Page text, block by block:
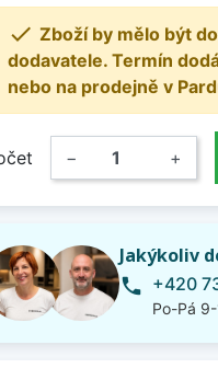
 Zboží by mělo být
dodavatele. Termín
nebo na prodejně v
− +
Jakýkoliv
phone +420
Po-Pá